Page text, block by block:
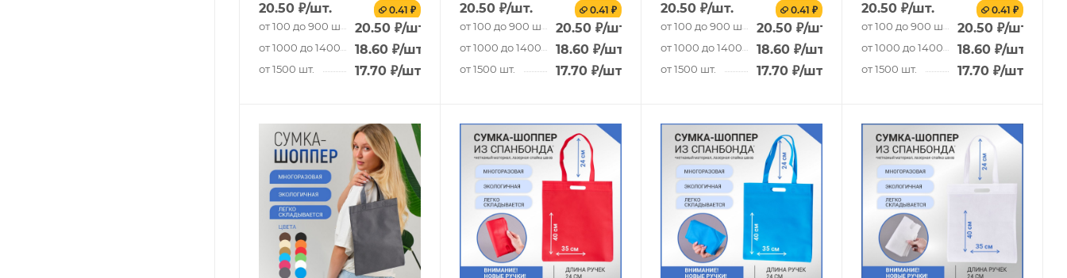
20.50 ₽/шт. 0.41 ₽
от 100 до 900 шт. 20.50 ₽/шт.
от 1000 до 1400 шт.18.60 ₽/шт.
от 1500 шт. 17.70 ₽/шт.
20.50 ₽/шт. 0.41 ₽
от 100 до 900 шт. 20.50 ₽/шт.
от 1000 до 1400 шт.18.60 ₽/шт.
от 1500 шт. 17.70 ₽/шт.
20.50 ₽/шт. 0.41 ₽
от 100 до 900 шт. 20.50 ₽/шт.
от 1000 до 1400 шт.18.60 ₽/шт.
от 1500 шт. 17.70 ₽/шт.
20.50 ₽/шт. 0.41 ₽
от 100 до 900 шт. 20.50 ₽/шт.
от 1000 до 1400 шт.18.60 ₽/шт.
от 1500 шт. 17.70 ₽/шт.